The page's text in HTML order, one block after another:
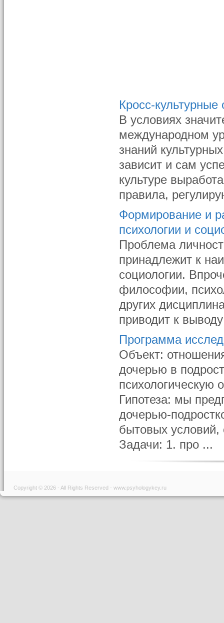
Кросс-
В условиях
международном
знаний
зависит и сам
культуре
правила,
Формирование и
психологии и
Проблема
принадлежит к
социологии.
философии,
других
приводит к
Программа
Объект:
дочерью в
психологическую
Гипотеза: мы
дочерью-
бытовых
Задачи: 1. про ...
Copyright © 2026 - All Rights Reserved - www.psyhologykey.ru